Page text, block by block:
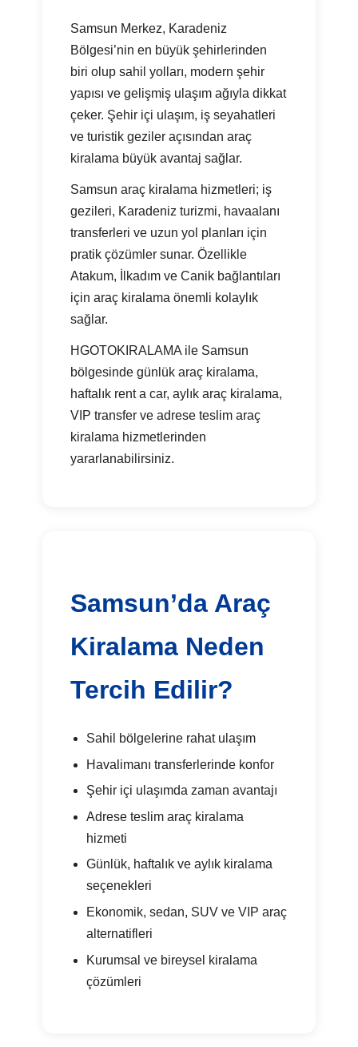
Samsun Merkez, Karadeniz
Bölgesi’nin en büyük şehirlerinden
biri olup sahil yolları, modern şehir
yapısı ve gelişmiş ulaşım ağıyla dikkat
çeker. Şehir içi ulaşım, iş seyahatleri
ve turistik geziler açısından araç
kiralama büyük avantaj sağlar.
Samsun araç kiralama hizmetleri; iş
gezileri, Karadeniz turizmi, havaalanı
transferleri ve uzun yol planları için
pratik çözümler sunar. Özellikle
Atakum, İlkadım ve Canik bağlantıları
için araç kiralama önemli kolaylık
sağlar.
HGOTOKIRALAMA ile Samsun
bölgesinde günlük araç kiralama,
haftalık rent a car, aylık araç kiralama,
VIP transfer ve adrese teslim araç
kiralama hizmetlerinden
yararlanabilirsiniz.
Samsun’da Araç
Kiralama Neden
Tercih Edilir?
Sahil bölgelerine rahat ulaşım
Havalimanı transferlerinde konfor
Şehir içi ulaşımda zaman avantajı
Adrese teslim araç kiralama
hizmeti
Günlük, haftalık ve aylık kiralama
seçenekleri
Ekonomik, sedan, SUV ve VIP araç
alternatifleri
Kurumsal ve bireysel kiralama
çözümleri